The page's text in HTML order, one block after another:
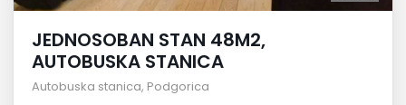
JEDNOSOBAN STAN 48M2,
AUTOBUSKA STANICA
Autobuska stanica, Podgorica